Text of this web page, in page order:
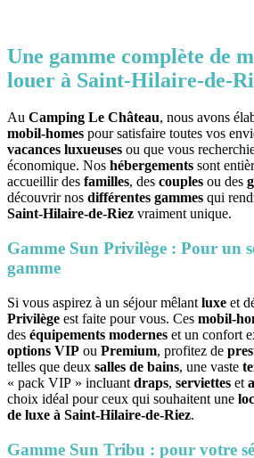
Une gamme complète de
louer à Saint-Hilaire-de-
Au Camping Le Château, nous avons
mobil-homes pour satisfaire toutes vos
vacances luxueuses ou que vous
économique. Nos hébergements sont
accueillir des familles, des couples ou des
découvrir nos différentes gammes qui
Saint-Hilaire-de-Riez vraiment unique.
Gamme Sun Privilège : Pour un
gamme
Si vous aspirez à un séjour mêlant luxe et
Privilège est faite pour vous. Ces mobil-
des équipements modernes et un confort
options VIP ou Premium, profitez de
telles que deux salles de bains, une vaste
« pack VIP » incluant draps, serviettes et
choix idéal pour ceux qui souhaitent une
de luxe à Saint-Hilaire-de-Riez.
Gamme Sun Tribu : pour votre